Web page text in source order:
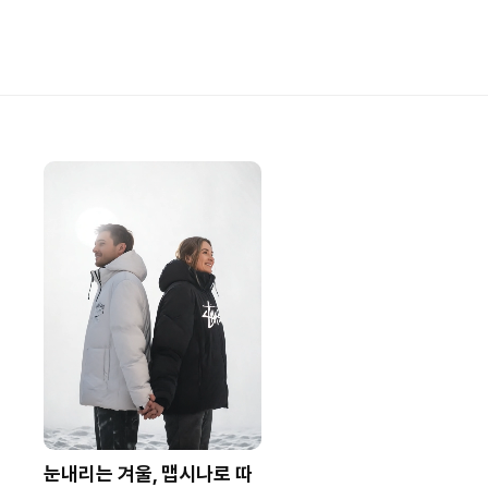
눈내리는 겨울, 맵시나로 따